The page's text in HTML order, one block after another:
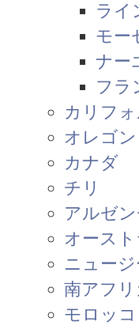
ライ
モー
ナー
フラ
カリフ
オレゴ
カナダ
チリ
アルゼ
オース
ニュー
南アフ
モロッコ